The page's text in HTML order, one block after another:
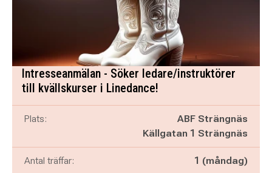
Intresseanmälan - Söker ledare/instruktörer
till kvällskurser i Linedance!
Plats:
ABF Strängnäs
Källgatan 1 Strängnäs
Antal träffar: 1 (måndag)